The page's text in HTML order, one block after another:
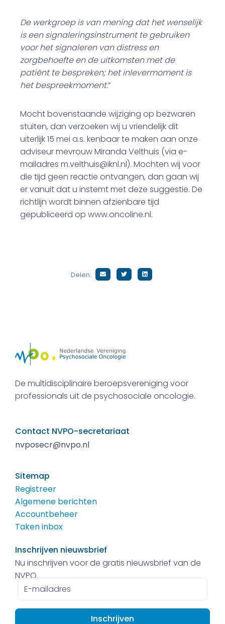
De werkgroep is van mening dat het wenselijk
is een signaleringsinstrument te gebruiken
voor het signaleren van distress en
zorgbehoefte en de uitkomsten met de
patiënt te bespreken; het inlevermoment is
het bespreekmoment.”
Mocht bovenstaande wijziging op bezwaren
stuiten, dan verzoeken wij u vriendelijk dit
uiterlijk 15 mei a.s. kenbaar te maken aan onze
adviseur mevrouw Miranda Velthuis (via e-
mailadres m.velthuis@iknl.nl). Mochten wij voor
die tijd geen reactie ontvangen, dan gaan wij
er vanuit dat u instemt met deze suggestie. De
richtlijn wordt binnen afzienbare tijd
gepubliceerd op www.oncoline.nl.
Delen:
De multidisciplinaire beroepsvereniging voor
professionals uit de psychosociale oncologie.
Contact NVPO-secretariaat
nvposecr@nvpo.nl
Sitemap
Registreer
Algemene berichten
Accountbeheer
Taken inbox
Inschrijven nieuwsbrief
Nu inschrijven voor de gratis nieuwsbrief van de
NVPO.
E-
mailadres